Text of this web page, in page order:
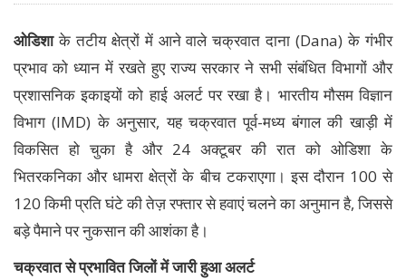
ओडिशाके तटीय क्षेत्रों में आने वाले चक्रवात दाना (Dana) के गंभीर
प्रभाव को ध्यान में रखते हुए राज्य सरकार ने सभी संबंधित विभागों और
प्रशासनिक इकाइयों को हाई अलर्ट पर रखा है। भारतीय मौसम विज्ञान
विभाग (IMD) के अनुसार, यह चक्रवात पूर्व-मध्य बंगाल की खाड़ी में
विकसित हो चुका है और 24 अक्टूबर की रात को ओडिशा के
भितरकनिका और धामरा क्षेत्रों के बीच टकराएगा। इस दौरान 100 से
120 किमी प्रति घंटे की तेज़ रफ्तार से हवाएं चलने का अनुमान है, जिससे
बड़े पैमाने पर नुकसान की आशंका है।
चक्रवात से प्रभावित जिलों में जारी हुआ अलर्ट